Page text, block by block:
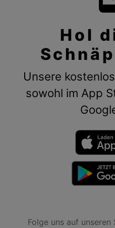
Hol
Unsere
sowohl im App
Folge uns auf